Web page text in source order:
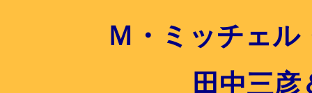
Ｍ・ミッチェ
田中三